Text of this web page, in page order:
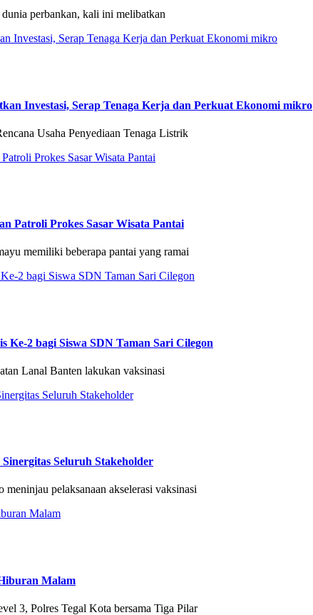
perbankan, kali ini melibatkan
Investasi, Serap Tenaga Kerja dan Perkuat Ekonomi mikro
Usaha Penyediaan Tenaga Listrik
Patroli Prokes Sasar Wisata Pantai
memiliki beberapa pantai yang ramai
2 bagi Siswa SDN Taman Sari Cilegon
Lanal Banten lakukan vaksinasi
Seluruh Stakeholder
pelaksanaan akselerasi vaksinasi
Malam
3, Polres Tegal Kota bersama Tiga Pilar